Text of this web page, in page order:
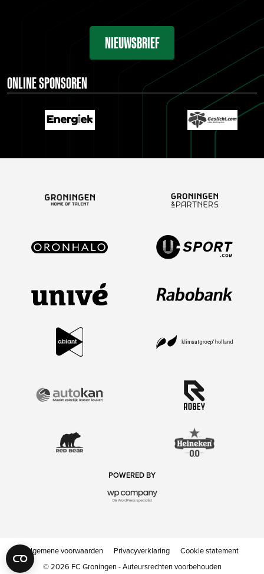
NIEUWSBRIEF
ONLINE SPONSOREN
POWERED BY
© 2026 FC Groningen - Auteursrechten voorbehouden
Algemene voorwaarden Privacyverklaring Cookie statement